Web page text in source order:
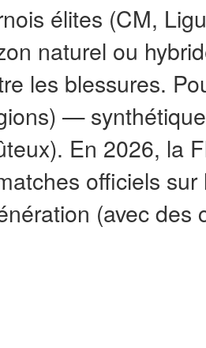
élites (CM,
naturel ou
les blessures.
—
En 2026, la
officiels
(avec des